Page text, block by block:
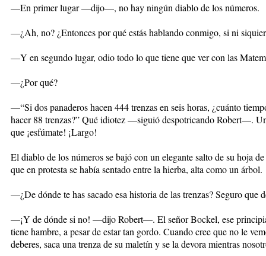
—En primer lugar —dijo—, no hay ningún diablo de los números.
—¿Ah, no? ¿Entonces por qué estás hablando conmigo, si ni
—Y en segundo lugar, odio todo lo que tiene que ver con las
—¿Por qué?
—“Si dos panaderos hacen 444 trenzas en seis horas, ¿cuánto
hacer 88 trenzas?” Qué idiotez —siguió despotricando Robert—.
que ¡esfúmate! ¡Largo!
El diablo de los números se bajó con un elegante salto de su hoja
que en protesta se había sentado entre la hierba, alta como un árbol.
—¿De dónde te has sacado esa historia de las trenzas? Seguro que
—¡Y de dónde si no! —dijo Robert—. El señor Bockel, ese
tiene hambre, a pesar de estar tan gordo. Cuando cree que no le
deberes, saca una trenza de su maletín y se la devora mientras